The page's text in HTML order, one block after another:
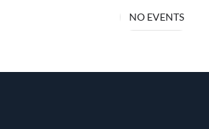
NO EVENTS